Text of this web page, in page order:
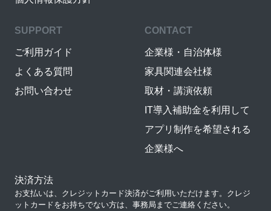
SUPPORT
ご利用ガイド
よくある質問
お問い合わせ
CONTACT
企業様・自治体様
家具関連会社様
取材・講演依頼
IT導入補助金を利用して
アプリ制作を希望される
企業様へ
決済方法
お支払いは、クレジットカード決済がご利用いただけます。クレジ
ットカードをお持ちでない方は、事務局までご連絡ください。